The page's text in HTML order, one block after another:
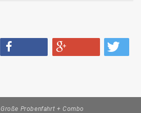
Große Probenfahrt + Combo